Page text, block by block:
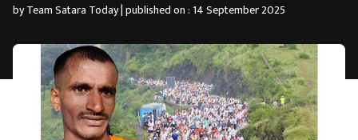
by Team Satara Today | published on : 14 September 2025